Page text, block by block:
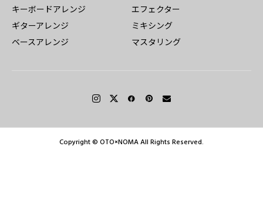
キーボードアレンジ
ギターアレンジ
ベースアレンジ
エフェクター
ミキシング
マスタリング
Copyright © OTO×NOMA All Rights Reserved.